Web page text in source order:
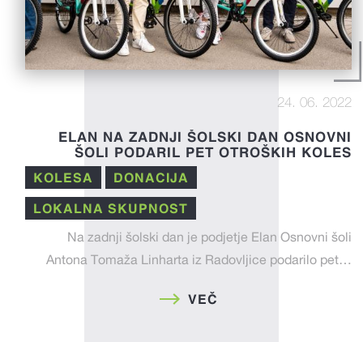
24. 06. 2022
ELAN NA ZADNJI ŠOLSKI DAN OSNOVNI
ŠOLI PODARIL PET OTROŠKIH KOLES
KOLESA DONACIJA
LOKALNA SKUPNOST
Na zadnji šolski dan je podjetje Elan Osnovni šoli
Antona Tomaža Linharta iz Radovljice podarilo pet…
VEČ